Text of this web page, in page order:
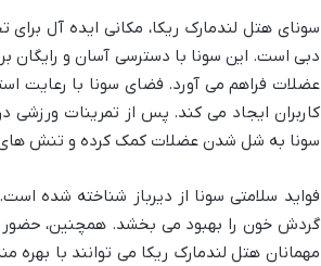
سونای هتل لندمارک ریکا، مکانی ایده آل
دبی است. این سونا با دسترسی آسان و رایگان
عضلات فراهم می آورد. فضای سونا با رعایت
کاربران ایجاد می کند. پس از تمرینات ورزشی
سونا به شل شدن عضلات کمک کرده و تنش
فواید سلامتی سونا از دیرباز شناخته شده
گردش خون را بهبود می بخشد. همچنین،
مهمانان هتل لندمارک ریکا می توانند با